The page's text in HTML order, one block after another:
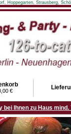
Hoppegarten, Strausberg,
€
bei Ihnen zu Haus